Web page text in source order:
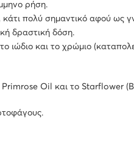
ρήση.
κάτι πολύ σημαντικό αφού ως
δραστική δόση.
ιώδιο και το χρώμιο
Primrose Oil και το Starflower